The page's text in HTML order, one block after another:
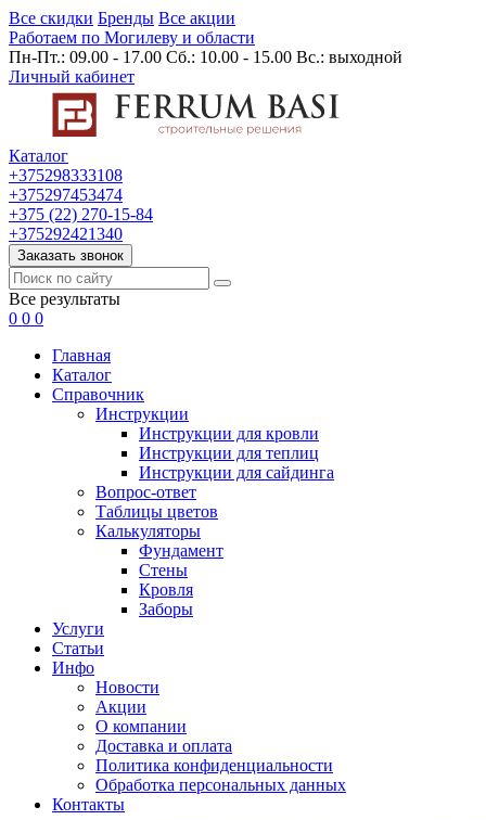
Все скидки Бренды Все акции
Работаем по Могилеву и области
Пн-Пт.: 09.00 - 17.00 Сб.: 10.00 - 15.00 Вс.: выходной
Личный кабинет
Каталог
+375298333108
+375297453474
+375 (22) 270-15-84
+375292421340
Заказать звонок
Все результаты
0 0 0
Главная
Каталог
Cправочник
Инструкции
Инструкции для кровли
Инструкции для теплиц
Инструкции для сайдинга
Вопрос-ответ
Таблицы цветов
Калькуляторы
Фундамент
Стены
Кровля
Заборы
Услуги
Статьи
Инфо
Новости
Акции
О компании
Доставка и оплата
Политика конфиденциальности
Обработка персональных данных
Контакты